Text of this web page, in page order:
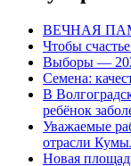
ВЕЧНАЯ
Чтобы
Выборы —
Семена:
В
ребёнок
Уважаемые
отрасли
Новая